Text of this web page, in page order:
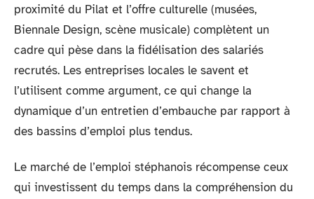
proximité du Pilat et l’offre culturelle (musées,
Biennale Design, scène musicale) complètent un
cadre qui pèse dans la fidélisation des salariés
recrutés. Les entreprises locales le savent et
l’utilisent comme argument, ce qui change la
dynamique d’un entretien d’embauche par rapport à
des bassins d’emploi plus tendus.
Le marché de l’emploi stéphanois récompense ceux
qui investissent du temps dans la compréhension du